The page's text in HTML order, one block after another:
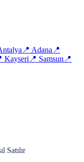
📍 Adana 📍
Kayseri 📍 Samsun 📍
Satılır